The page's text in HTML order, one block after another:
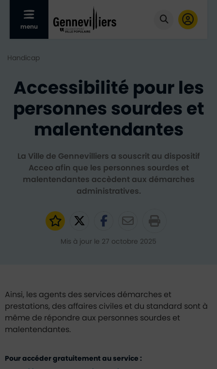
Afficher le menu mobile
menu Cliquer
Handicap
Accessibilité pour les
personnes sourdes et
malentendantes
La Ville de Gennevilliers a souscrit au dispositif
Acceo afin que les personnes sourdes et
malentendantes accèdent aux démarches
administratives.
Ajouter aux favoris
Partager sur Twitter
Partager sur
Partager par
Mis à jour le 27 octobre 2025
Ainsi, les agents des services démarches et
prestations, des affaires civiles et du standard sont à
même de répondre aux personnes sourdes et
malentendantes.
Pour accéder gratuitement au service :